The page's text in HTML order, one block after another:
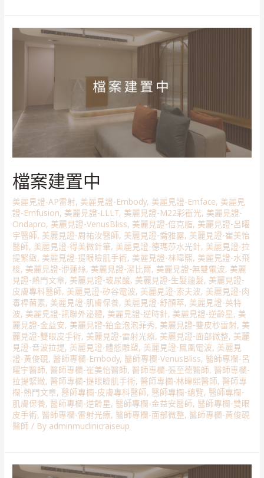
檔案建置中
美麗見證-AP雷射, 美麗見證-Embody, 美麗見證-Emface, 美麗見
證-Emfusion, 美麗見證-LLLT, 美麗見證-M22彩衝光, 美麗見證-
Ondapro, 美麗見證-VenusBliss, 美麗見證-倍克脂, 美麗見證-呂曜
宇醫師, 美麗見證-周祐汝醫師, 美麗見證-喬雅露, 美麗見證-崔美怡
醫師, 美麗見證-得美微針筆, 美麗見證-德瑪莎水光針, 美麗見證-拉
提緊緻, 美麗見證-提眼瞼肌手術, 美麗見證-林暐熙, 美麗見證-水飛
梭, 美麗見證-洢蓮絲, 美麗見證-潔比爾, 美麗見證-無雙電波, 美麗
見證-熱門文章, 美麗見證-玻尿酸, 美麗見證-生髮蘊髮, 美麗見證-
皮膚專科醫師, 美麗見證-矽谷電波, 美麗見證-索夫波, 美麗見證-肉
毒桿菌素, 美麗見證-肌膚保養, 美麗見證-舒顏萃, 美麗見證-英特
波, 美麗見證-訊聯外泌體, 美麗見證-逆時針, 美麗見證-逆齡星, 美
麗見證-金益安, 美麗見證-鉑金泡泡菲秀, 美麗見證-雙皮秒雷射, 美
麗見證-雙眼皮手術, 美麗見證-雷射光療, 美麗見證-面部微整, 美麗
見證-音波拉提, 美麗見證-體態雕塑, 美麗見證-鳳凰電波, 美麗見
證-黃俊硯, 醫師專欄-Embody, 醫師專欄-VenusBliss, 醫師專欄-呂
曜宇醫師, 醫師專欄-崔美怡醫師, 醫師專欄-張至德醫師, 醫師專欄-
拉提緊緻, 醫師專欄-提眼瞼肌手術, 醫師專欄-林暐熙醫師, 醫師專
欄-熱門文章, 醫師專欄-皮膚專科醫師, 醫師專欄-總覽, 醫師專欄-
肌膚保養, 醫師專欄-逆齡星, 醫師專欄-金益安醫師, 醫師專欄-雙眼
皮手術, 醫師專欄-雷射光療, 醫師專欄-面部微整, 醫師專欄-黃俊硯
醫師 / By adminmuclinicraiseup